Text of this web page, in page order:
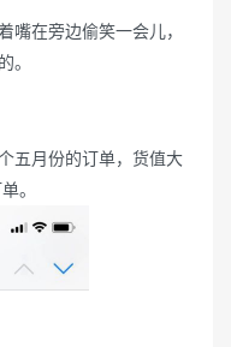
嘴在旁边偷笑一会儿，
。
五月份的订单，货值大
。